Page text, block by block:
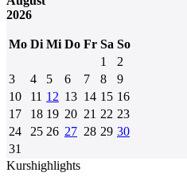
2026
Mo Di Mi Do Fr Sa So
1
2
3
4 5 6 7 8
9
10
11 12 13 14 15 16
17
18 19 20 21 22 23
24
25 26 27 28 29 30
31
Kurshighlights